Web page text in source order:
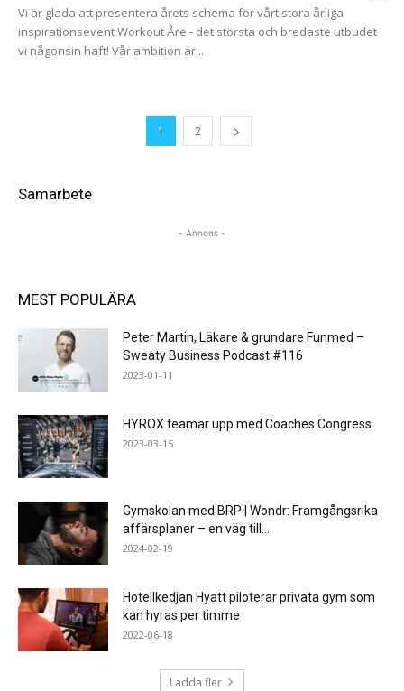
Vi är glada att presentera årets schema för vårt stora årliga
inspirationsevent Workout Åre - det största och bredaste utbudet
vi någonsin haft! Vår ambition är...
1 2
Samarbete
- Annons -
MEST POPULÄRA
Peter Martin, Läkare & grundare Funmed –
Sweaty Business Podcast #116
2023-01-11
HYROX teamar upp med Coaches Congress
2023-03-15
Gymskolan med BRP | Wondr: Framgångsrika
affärsplaner – en väg till...
2024-02-19
Hotellkedjan Hyatt piloterar privata gym som
kan hyras per timme
2022-06-18
Ladda fler